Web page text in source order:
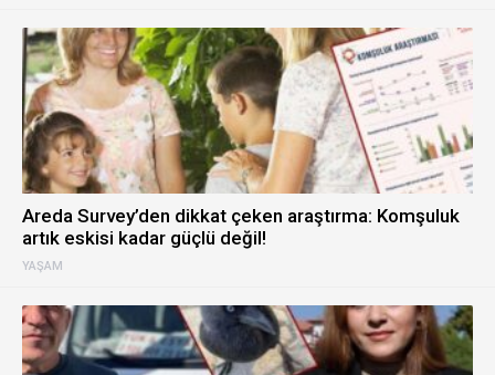
YAŞAM
Areda Survey’den dikkat çeken araştırma: Komşuluk
artık eskisi kadar güçlü değil!